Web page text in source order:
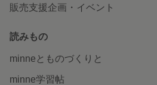
販売支援企画・イベント
読みもの
minneとものづくりと
minne学習帖